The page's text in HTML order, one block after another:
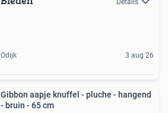
Details
Odijk 3 aug 26
Gibbon aapje knuffel - pluche - hangend
- bruin - 65 cm